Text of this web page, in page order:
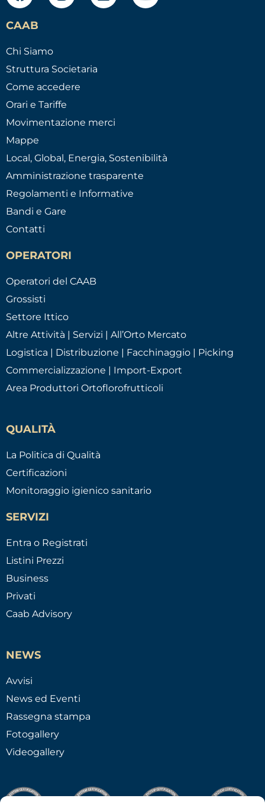
CAAB
Chi Siamo
Struttura Societaria
Come accedere
Orari e Tariffe
Movimentazione merci
Mappe
Local, Global, Energia, Sostenibilità
Amministrazione trasparente
Regolamenti e Informative
Bandi e Gare
Contatti
OPERATORI
Operatori del CAAB
Grossisti
Settore Ittico
Altre Attività | Servizi | All’Orto Mercato
Logistica | Distribuzione | Facchinaggio | Picking
Commercializzazione | Import-Export
Area Produttori Ortoflorofrutticoli
QUALITÀ
La Politica di Qualità
Certificazioni
Monitoraggio igienico sanitario
SERVIZI
Entra o Registrati
Listini Prezzi
Business
Privati
Caab Advisory
NEWS
Avvisi
News ed Eventi
Rassegna stampa
Fotogallery
Videogallery